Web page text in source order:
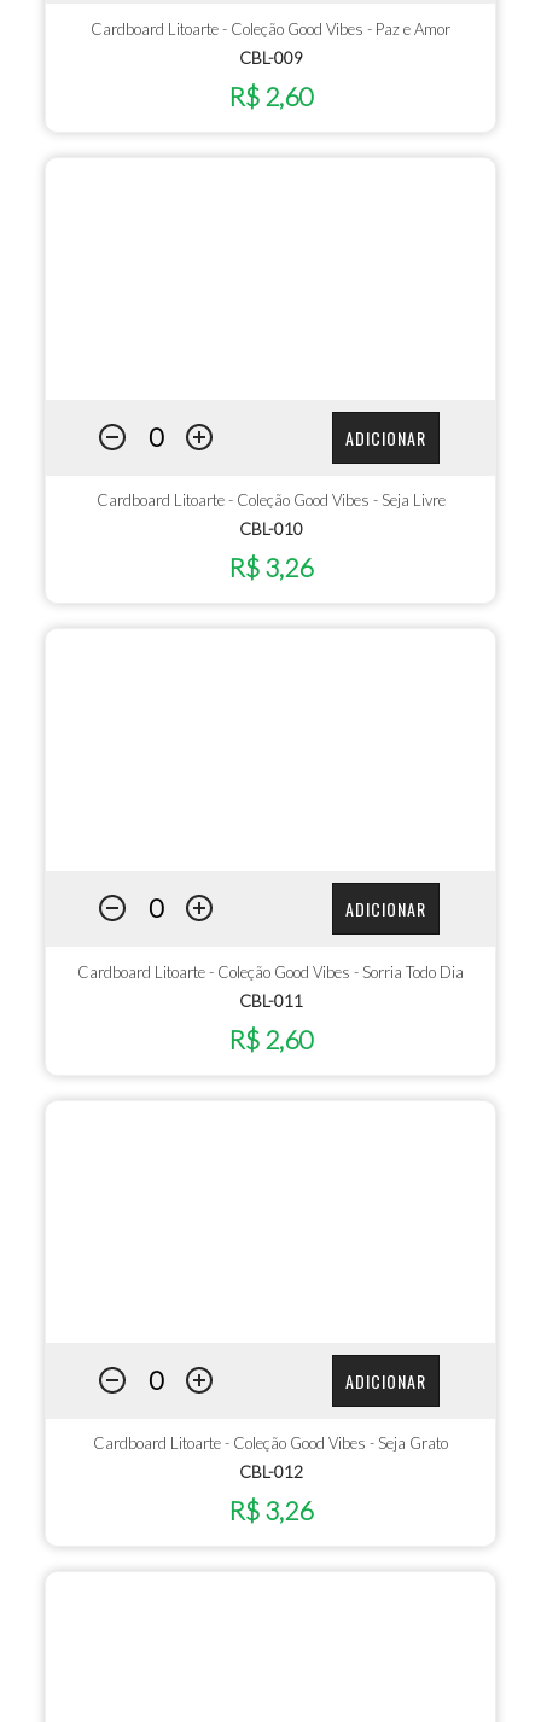
Cardboard Litoarte - Coleção Good Vibes - Paz e Amor
CBL-009
R$ 2,60
ADICIONAR
Cardboard Litoarte - Coleção Good Vibes - Seja Livre
CBL-010
R$ 3,26
ADICIONAR
Cardboard Litoarte - Coleção Good Vibes - Sorria Todo Dia
CBL-011
R$ 2,60
ADICIONAR
Cardboard Litoarte - Coleção Good Vibes - Seja Grato
CBL-012
R$ 3,26